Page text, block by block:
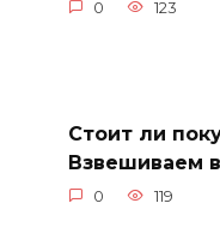
0 123
Стоит ли
Взвешиваем
0 119